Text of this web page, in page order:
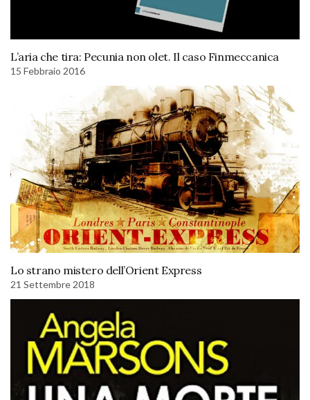
L’aria che tira: Pecunia non olet. Il caso Finmeccanica
15 Febbraio 2016
Lo strano mistero dell’Orient Express
21 Settembre 2018